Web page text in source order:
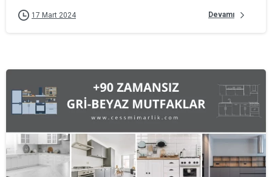
17 Mart 2024 Devamı
0